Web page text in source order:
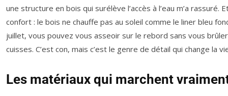
une structure en bois qui surélève l’accès à l’eau m’a rassuré.
confort : le bois ne chauffe pas au soleil comme le liner bleu
juillet, vous pouvez vous asseoir sur le rebord sans vous
cuisses. C’est con, mais c’est le genre de détail qui change la
Les matériaux qui marchent